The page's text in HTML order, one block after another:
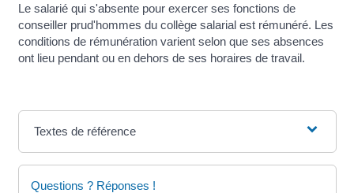
Le salarié qui s'absente pour exercer ses fonctions de
conseiller prud'hommes du collège salarial est rémunéré. Les
conditions de rémunération varient selon que ses absences
ont lieu pendant ou en dehors de ses horaires de travail.
Textes de référence
Questions ? Réponses !